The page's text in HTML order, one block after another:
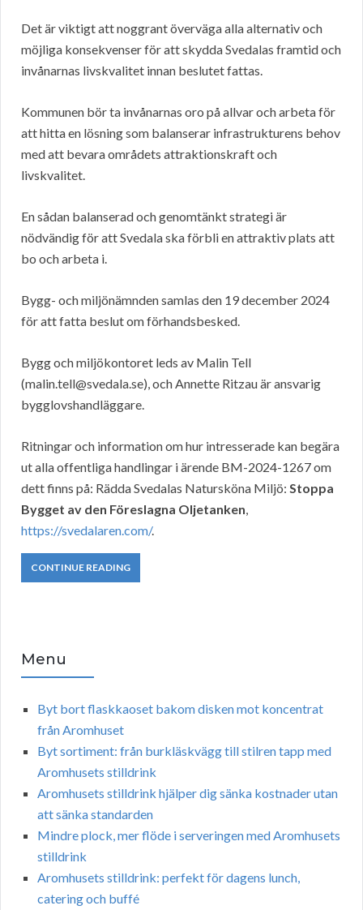
Det är viktigt att noggrant överväga alla alternativ och
möjliga konsekvenser för att skydda Svedalas framtid och
invånarnas livskvalitet innan beslutet fattas.
Kommunen bör ta invånarnas oro på allvar och arbeta för
att hitta en lösning som balanserar infrastrukturens behov
med att bevara områdets attraktionskraft och
livskvalitet.
En sådan balanserad och genomtänkt strategi är
nödvändig för att Svedala ska förbli en attraktiv plats att
bo och arbeta i.
Bygg- och miljönämnden samlas den 19 december 2024
för att fatta beslut om förhandsbesked.
Bygg och miljökontoret leds av Malin Tell
(malin.tell@svedala.se), och Annette Ritzauär ansvarig
bygglovshandläggare.
Ritningar och information om hur intresserade kan begära
ut alla offentliga handlingar i ärende BM-2024-1267 om
dett finns på: Rädda Svedalas Natursköna Miljö: Stoppa
Bygget av den Föreslagna Oljetanken,
https://svedalaren.com/.
CONTINUE READING
Menu
Byt bort flaskkaoset bakom disken mot koncentrat
från Aromhuset
Byt sortiment: från burkläskvägg till stilren tapp med
Aromhusets stilldrink
Aromhusets stilldrink hjälper dig sänka kostnader utan
att sänka standarden
Mindre plock, mer flöde i serveringen med Aromhusets
stilldrink
Aromhusets stilldrink: perfekt för dagens lunch,
catering och buffé